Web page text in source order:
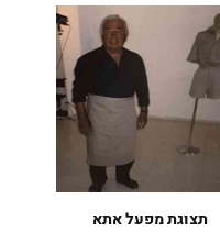
תצוגת מפעל אתא